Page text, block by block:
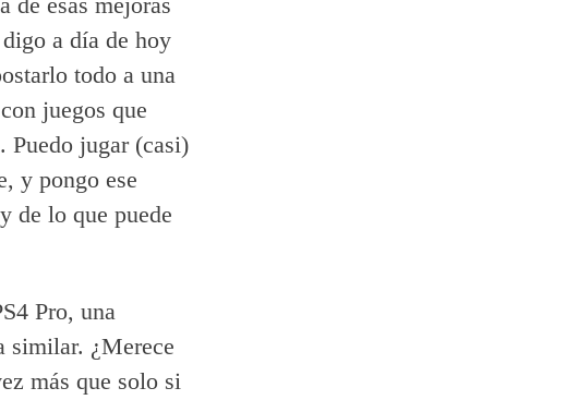
a día de hoy
todo a una
juegos que
Puedo jugar (casi)
y pongo ese
de lo que puede
Pro, una
similar. ¿Merece
más que solo si